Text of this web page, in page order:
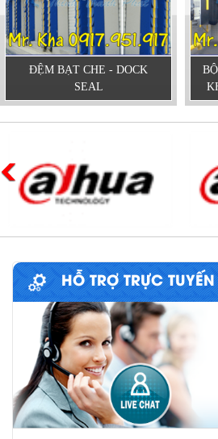
ĐỆM BẠT CHE - DOCK
SEAL
HỖ TRỢ TRỰC TUYẾN